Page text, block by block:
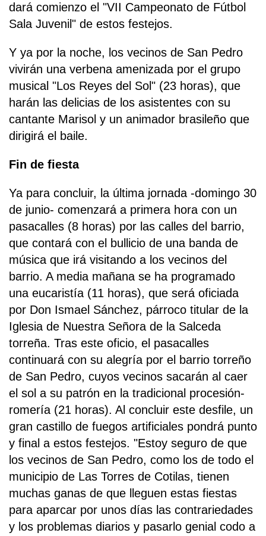
dará comienzo el "VII Campeonato de Fútbol
Sala Juvenil" de estos festejos.
Y ya por la noche, los vecinos de San Pedro
vivirán una verbena amenizada por el grupo
musical "Los Reyes del Sol" (23 horas), que
harán las delicias de los asistentes con su
cantante Marisol y un animador brasileño que
dirigirá el baile.
Fin de fiesta
Ya para concluir, la última jornada -domingo 30
de junio- comenzará a primera hora con un
pasacalles (8 horas) por las calles del barrio,
que contará con el bullicio de una banda de
música que irá visitando a los vecinos del
barrio. A media mañana se ha programado
una eucaristía (11 horas), que será oficiada
por Don Ismael Sánchez, párroco titular de la
Iglesia de Nuestra Señora de la Salceda
torreña. Tras este oficio, el pasacalles
continuará con su alegría por el barrio torreño
de San Pedro, cuyos vecinos sacarán al caer
el sol a su patrón en la tradicional procesión-
romería (21 horas). Al concluir este desfile, un
gran castillo de fuegos artificiales pondrá punto
y final a estos festejos. "Estoy seguro de que
los vecinos de San Pedro, como los de todo el
municipio de Las Torres de Cotilas, tienen
muchas ganas de que lleguen estas fiestas
para aparcar por unos días las contrariedades
y los problemas diarios y pasarlo genial codo a